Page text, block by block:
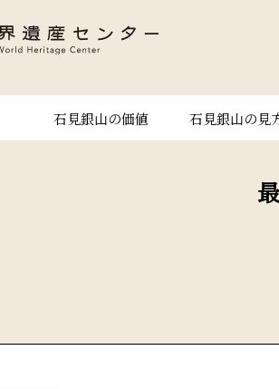
石見銀山の価値 石見銀山の見